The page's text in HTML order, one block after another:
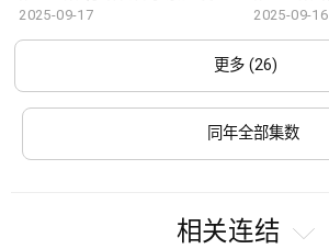
2025-09-17 2025-09-16
更多 (26)
同年全部集数
相关连结